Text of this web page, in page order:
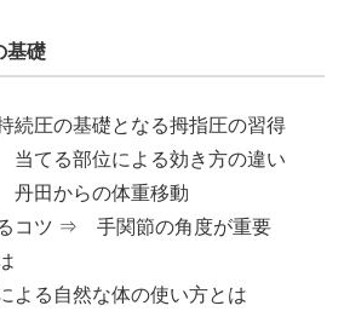
基礎
続圧の基礎となる拇指圧の習得
てる部位による効き方の違い
田からの体重移動
るコツ ⇒ 手関節の角度が重要
よる自然な体の使い方とは